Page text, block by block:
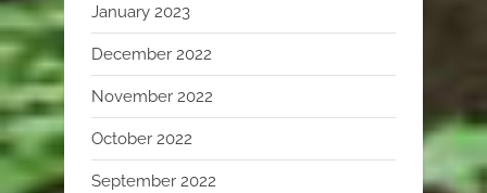
January 2023
December 2022
November 2022
October 2022
September 2022